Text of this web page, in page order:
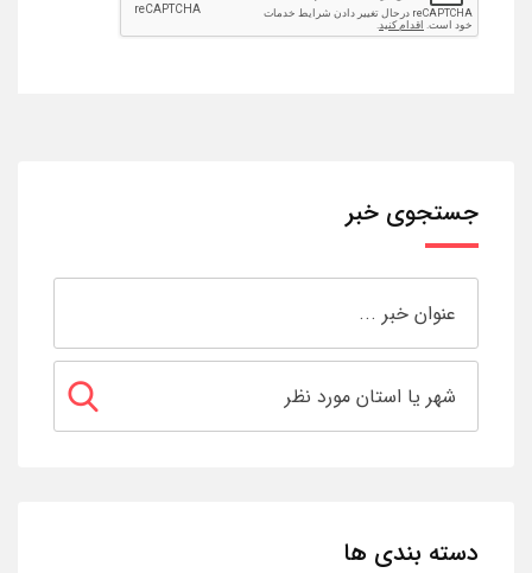
جستجوی خبر
دسته بندی ها